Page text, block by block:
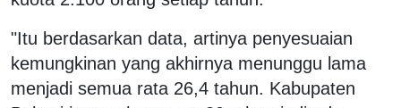
"Itu berdasarkan data, artinya penyesuaian
kemungkinan yang akhirnya menunggu lama
menjadi semua rata 26,4 tahun. Kabupaten